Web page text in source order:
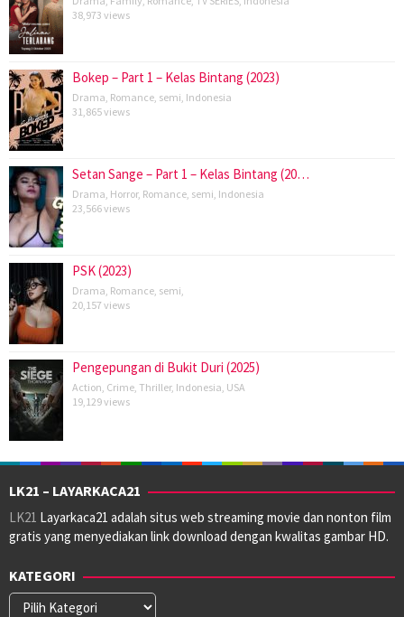
38,973 views
Bokep – Part 1 – Kelas Bintang (2023)
Drama Romance semi Indonesia
31,865 views
Setan Sange – Part 1 – Kelas Bintang (20…
Drama Horror, Romance semi Indonesia
23,566 views
PSK (2023)
Drama Romance semi
20,157 views
Pengepungan di Bukit Duri (2025)
Action Crime Thriller, Indonesia USA
19,129 views
LK21 – LAYARKACA21
LK21 Layarkaca21 adalah situs web streaming movie dan nonton film
gratis yang menyediakan link download dengan kwalitas gambar HD.
KATEGORI
Kategori